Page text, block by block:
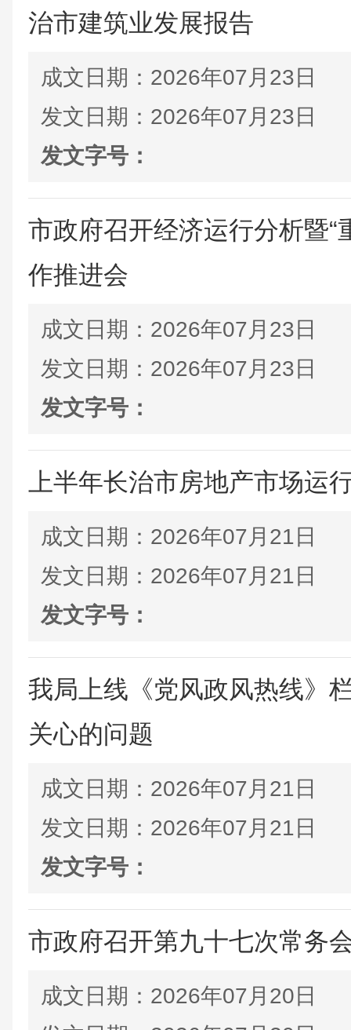
治市建筑业发展报告
成文日期： 2026年07月23日
发文日期： 2026年07月23日
发文字号：
市政府召开经济运行分析暨“
作推进会
成文日期： 2026年07月23日
发文日期： 2026年07月23日
发文字号：
上半年长治市房地产市场运
成文日期： 2026年07月21日
发文日期： 2026年07月21日
发文字号：
我局上线《党风政风热线》
关心的问题
成文日期： 2026年07月21日
发文日期： 2026年07月21日
发文字号：
市政府召开第九十七次常务
成文日期： 2026年07月20日